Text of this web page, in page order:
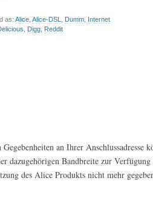
as: Alice Alice-DSL Dumm
Internet
Digg Reddit
an Ihrer Anschlussadresse
dazugehörigen Bandbreite zur
des Alice Produkts nicht mehr